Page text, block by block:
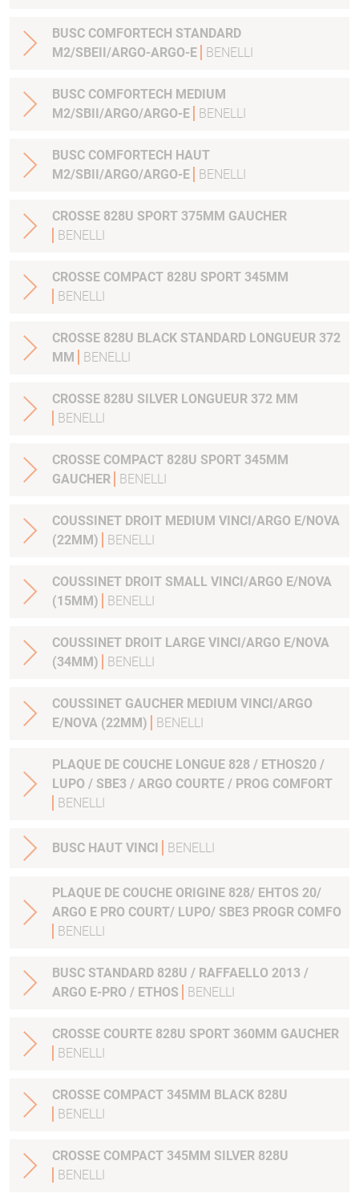
BUSC COMFORTECH STANDARD
M2/SBEII/ARGO-ARGO-E
BENELLI
BUSC COMFORTECH MEDIUM
M2/SBII/ARGO/ARGO-E
BENELLI
BUSC COMFORTECH HAUT
M2/SBII/ARGO/ARGO-E
BENELLI
CROSSE 828U SPORT 375MM GAUCHER
BENELLI
CROSSE COMPACT 828U SPORT 345MM
BENELLI
CROSSE 828U BLACK STANDARD LONGUEUR 372
MM
BENELLI
CROSSE 828U SILVER LONGUEUR 372 MM
BENELLI
CROSSE COMPACT 828U SPORT 345MM
GAUCHER
BENELLI
COUSSINET DROIT MEDIUM VINCI/ARGO E/NOVA
(22MM)
BENELLI
COUSSINET DROIT SMALL VINCI/ARGO E/NOVA
(15MM)
BENELLI
COUSSINET DROIT LARGE VINCI/ARGO E/NOVA
(34MM)
BENELLI
COUSSINET GAUCHER MEDIUM VINCI/ARGO
E/NOVA (22MM)
BENELLI
PLAQUE DE COUCHE LONGUE 828 / ETHOS20 /
LUPO / SBE3 / ARGO COURTE / PROG COMFORT
BENELLI
BUSC HAUT VINCI BENELLI
PLAQUE DE COUCHE ORIGINE 828/ EHTOS 20/
ARGO E PRO COURT/ LUPO/ SBE3 PROGR COMFO
BENELLI
BUSC STANDARD 828U / RAFFAELLO 2013 /
ARGO E-PRO / ETHOS
BENELLI
CROSSE COURTE 828U SPORT 360MM GAUCHER
BENELLI
CROSSE COMPACT 345MM BLACK 828U
BENELLI
CROSSE COMPACT 345MM SILVER 828U
BENELLI